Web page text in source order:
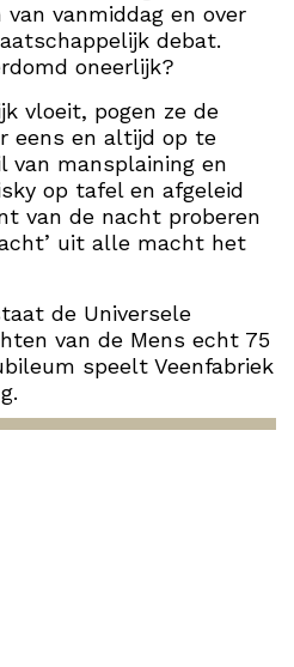
vanmiddag en over
debat.
oneerlijk?
vloeit, pogen ze de
eens en altijd op te
van mansplaining en
op tafel en afgeleid
van de nacht proberen
uit alle macht het
de Universele
van de Mens echt 75
speelt Veenfabriek